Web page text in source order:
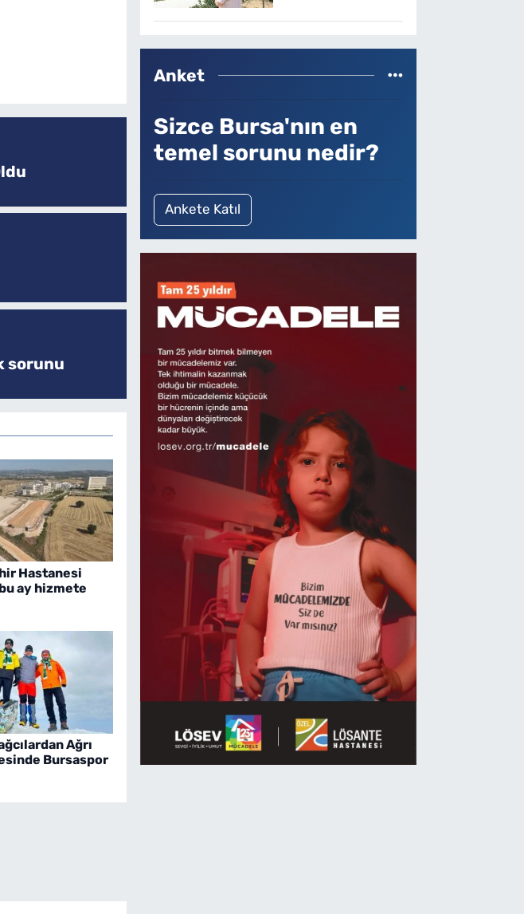
sorunu
Hastanesi
ay hizmete
Ağrı
Bursaspor
Anket
Sizce Bursa'nın en
temel sorunu nedir?
Ankete Katıl